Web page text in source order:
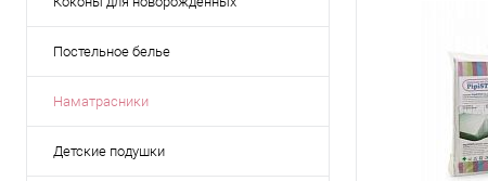
Постельное белье
Наматрасники
Детские подушки